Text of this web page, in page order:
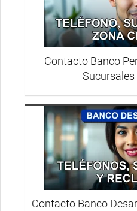
Contacto Banco
Contacto Banco